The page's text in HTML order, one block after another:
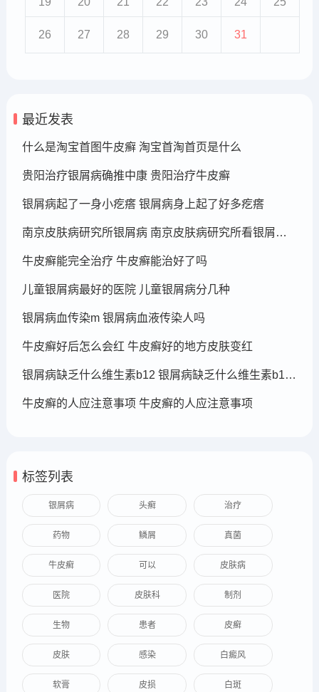
26 27 28 29 30 31
最近发表
什么是淘宝首图牛皮癣 淘宝首淘首页是什么
贵阳治疗银屑病确推中康 贵阳治疗牛皮癣
银屑病起了一身小疙瘩 银屑病身上起了好多疙瘩
南京皮肤病研究所银屑病 南京皮肤病研究所看银屑病哪个医生厉害
牛皮癣能完全治疗 牛皮癣能治好了吗
儿童银屑病最好的医院 儿童银屑病分几种
银屑病血传染m 银屑病血液传染人吗
牛皮癣好后怎么会红 牛皮癣好的地方皮肤变红
银屑病缺乏什么维生素b12 银屑病缺乏什么维生素b12可以补充
牛皮癣的人应注意事项 牛皮癣的人应注意事项
标签列表
银屑病 头癣 治疗
药物 鳞屑 真菌
牛皮癣 可以 皮肤病
医院 皮肤科 制剂
生物 患者 皮癣
皮肤 感染 白癜风
软膏 皮损 白斑